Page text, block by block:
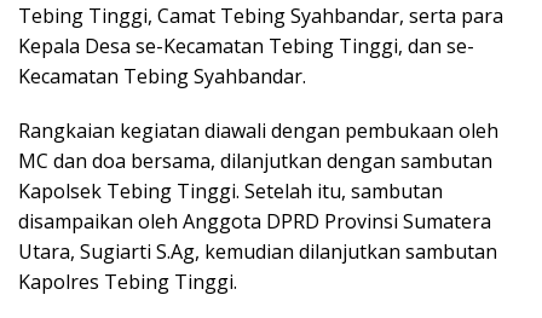
Tebing Tinggi, Camat Tebing Syahbandar, serta para
Kepala Desa se-Kecamatan Tebing Tinggi, dan se-
Kecamatan Tebing Syahbandar.
Rangkaian kegiatan diawali dengan pembukaan oleh
MC dan doa bersama, dilanjutkan dengan sambutan
Kapolsek Tebing Tinggi. Setelah itu, sambutan
disampaikan oleh Anggota DPRD Provinsi Sumatera
Utara, Sugiarti S.Ag, kemudian dilanjutkan sambutan
Kapolres Tebing Tinggi.